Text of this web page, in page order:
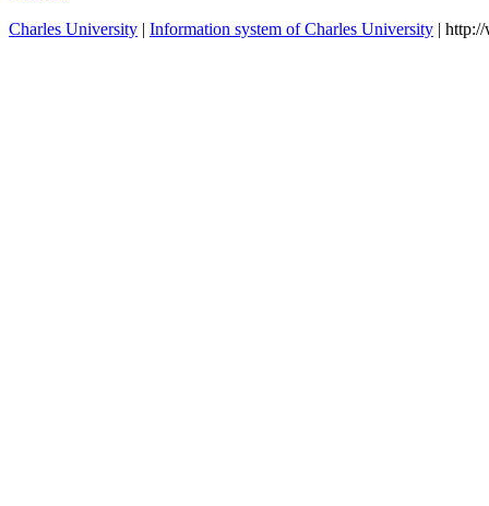
Charles University | Information system of Charles University |